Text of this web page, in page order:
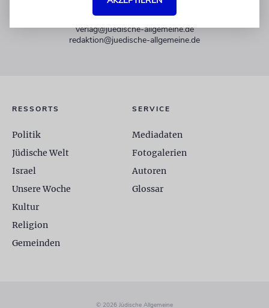
verlag@juedische-allgemeine.de
redaktion@juedische-allgemeine.de
RESSORTS
Politik
Jüdische Welt
Israel
Unsere Woche
Kultur
Religion
Gemeinden
SERVICE
Mediadaten
Fotogalerien
Autoren
Glossar
© 2026 Jüdische Allgemeine